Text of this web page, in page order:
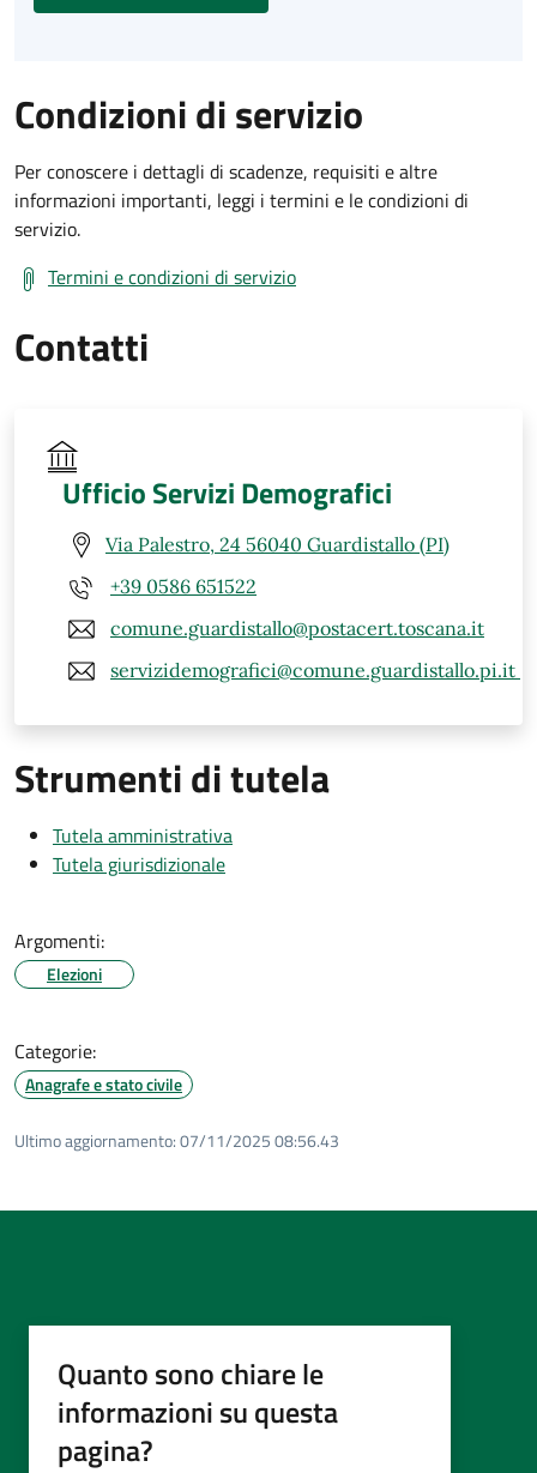
Condizioni di servizio
Per conoscere i dettagli di scadenze, requisiti e altre
informazioni importanti, leggi i termini e le condizioni di
servizio.
Termini e condizioni di servizio
Contatti
Ufficio Servizi Demografici
Via Palestro, 24 56040 Guardistallo (PI)
+39 0586 651522
comune.guardistallo@postacert.toscana.it
servizidemografici@comune.guardistallo.pi.it
Strumenti di tutela
Tutela amministrativa
Tutela giurisdizionale
Argomenti:
Elezioni
Categorie:
Anagrafe e stato civile
Ultimo aggiornamento:07/11/2025 08:56.43
Quanto sono chiare le
informazioni su questa
pagina?